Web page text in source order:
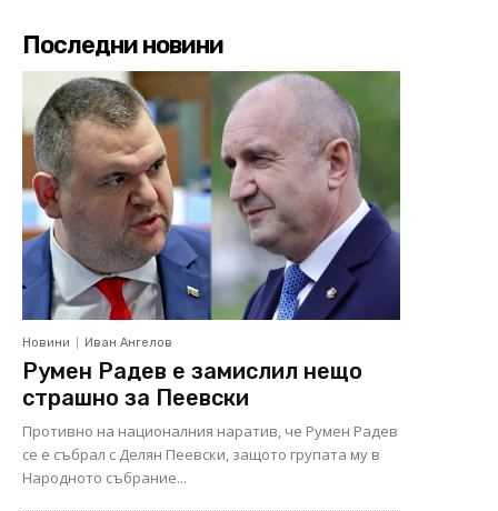
Последни новини
Новини Иван Ангелов
Румен Радев е замислил нещо
страшно за Пеевски
Противно на националния наратив, че Румен Радев
се е събрал с Делян Пеевски, защото групата му в
Народното събрание...